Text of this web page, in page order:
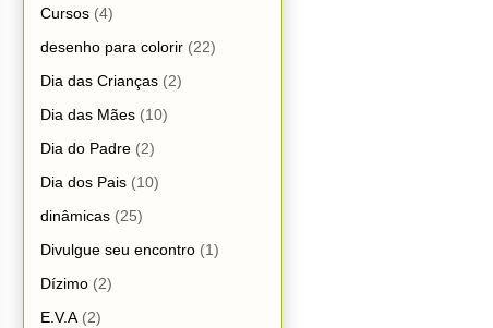
Cursos (4)
desenho para colorir (22)
Dia das Crianças (2)
Dia das Mães (10)
Dia do Padre (2)
Dia dos Pais (10)
dinâmicas (25)
Divulgue seu encontro (1)
Dízimo (2)
E.V.A (2)